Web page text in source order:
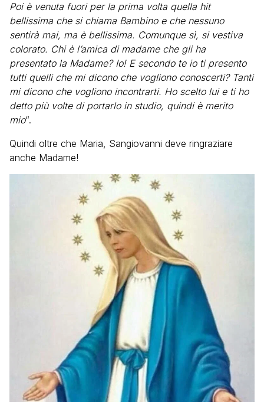
Poi è venuta fuori per la prima volta quella hit
bellissima che si chiama Bambino e che nessuno
sentirà mai, ma è bellissima. Comunque sì, si vestiva
colorato. Chi è l’amica di madame che gli ha
presentato la Madame? Io! E secondo te io ti presento
tutti quelli che mi dicono che vogliono conoscerti? Tanti
mi dicono che vogliono incontrarti. Ho scelto lui e ti ho
detto più volte di portarlo in studio, quindi è merito
mio“.
Quindi oltre che Maria, Sangiovanni deve ringraziare
anche Madame!